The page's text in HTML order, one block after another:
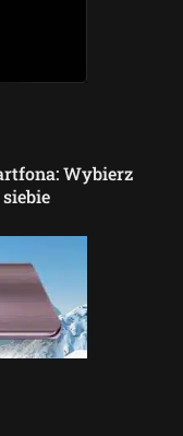
Wybierz